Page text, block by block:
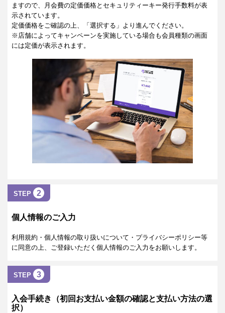
ますので、月会費の定価価格とセキュリティーキー発行手数料が表
示されています。
定価価格をご確認の上、「選択する」より進んでください。
※店舗によってキャンペーンを実施している場合も会員種類の画面
には定価が表示されます。
STEP 2
個人情報のご入力
利用規約・個人情報の取り扱いについて・プライバシーポリシー等
に同意の上、ご登録いただく個人情報のご入力をお願いします。
STEP 3
入会手続き（初回お支払い金額の確認と支払い方法の選
択）